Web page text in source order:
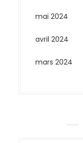
mai 2024
avril 2024
mars 2024